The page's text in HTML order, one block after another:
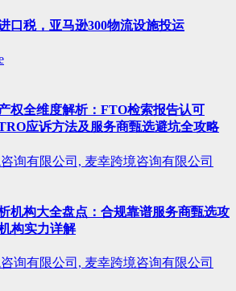
口税，亚马逊300物流设施投运
权全维度解析：FTO检索报告认可
应诉方法及服务商甄选避坑全攻略
询有限公司, 麦幸跨境咨询有限公司
机构大全盘点：合规靠谱服务商甄选攻
构实力详解
询有限公司, 麦幸跨境咨询有限公司